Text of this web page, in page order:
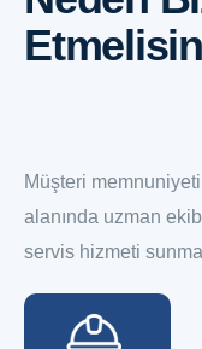
Müşteri
alanında uzman
servis hizmeti